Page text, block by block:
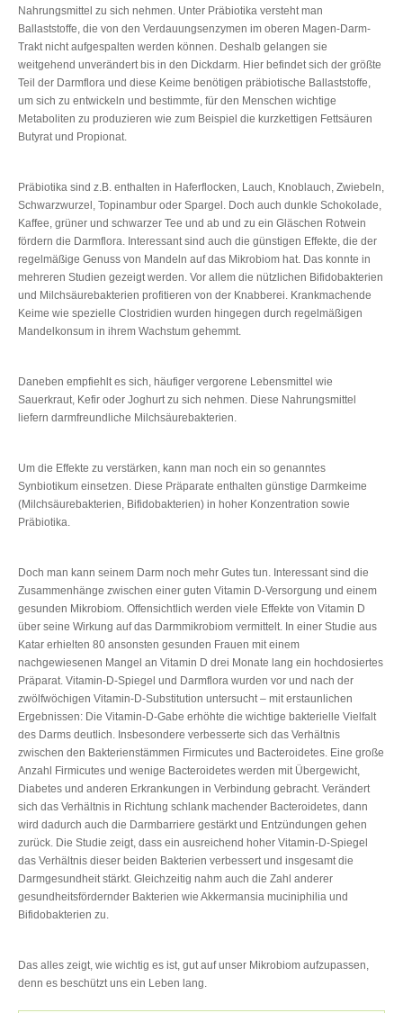
Nahrungsmittel zu sich nehmen. Unter Präbiotika versteht man
Ballaststoffe, die von den Verdauungsenzymen im oberen Magen-Darm-
Trakt nicht aufgespalten werden können. Deshalb gelangen sie
weitgehend unverändert bis in den Dickdarm. Hier befindet sich der größte
Teil der Darmflora und diese Keime benötigen präbiotische Ballaststoffe,
um sich zu entwickeln und bestimmte, für den Menschen wichtige
Metaboliten zu produzieren wie zum Beispiel die kurzkettigen Fettsäuren
Butyrat und Propionat.
Präbiotika sind z.B. enthalten in Haferflocken, Lauch, Knoblauch, Zwiebeln,
Schwarzwurzel, Topinambur oder Spargel. Doch auch dunkle Schokolade,
Kaffee, grüner und schwarzer Tee und ab und zu ein Gläschen Rotwein
fördern die Darmflora. Interessant sind auch die günstigen Effekte, die der
regelmäßige Genuss von Mandeln auf das Mikrobiom hat. Das konnte in
mehreren Studien gezeigt werden. Vor allem die nützlichen Bifidobakterien
und Milchsäurebakterien profitieren von der Knabberei. Krankmachende
Keime wie spezielle Clostridien wurden hingegen durch regelmäßigen
Mandelkonsum in ihrem Wachstum gehemmt.
Daneben empfiehlt es sich, häufiger vergorene Lebensmittel wie
Sauerkraut, Kefir oder Joghurt zu sich nehmen. Diese Nahrungsmittel
liefern darmfreundliche Milchsäurebakterien.
Um die Effekte zu verstärken, kann man noch ein so genanntes
Synbiotikum einsetzen. Diese Präparate enthalten günstige Darmkeime
(Milchsäurebakterien, Bifidobakterien) in hoher Konzentration sowie
Präbiotika.
Doch man kann seinem Darm noch mehr Gutes tun. Interessant sind die
Zusammenhänge zwischen einer guten Vitamin D-Versorgung und einem
gesunden Mikrobiom. Offensichtlich werden viele Effekte von Vitamin D
über seine Wirkung auf das Darmmikrobiom vermittelt. In einer Studie aus
Katar erhielten 80 ansonsten gesunden Frauen mit einem
nachgewiesenen Mangel an Vitamin D drei Monate lang ein hochdosiertes
Präparat. Vitamin-D-Spiegel und Darmflora wurden vor und nach der
zwölfwöchigen Vitamin-D-Substitution untersucht – mit erstaunlichen
Ergebnissen: Die Vitamin-D-Gabe erhöhte die wichtige bakterielle Vielfalt
des Darms deutlich. Insbesondere verbesserte sich das Verhältnis
zwischen den Bakterienstämmen Firmicutes und Bacteroidetes. Eine große
Anzahl Firmicutes und wenige Bacteroidetes werden mit Übergewicht,
Diabetes und anderen Erkrankungen in Verbindung gebracht. Verändert
sich das Verhältnis in Richtung schlank machender Bacteroidetes, dann
wird dadurch auch die Darmbarriere gestärkt und Entzündungen gehen
zurück. Die Studie zeigt, dass ein ausreichend hoher Vitamin-D-Spiegel
das Verhältnis dieser beiden Bakterien verbessert und insgesamt die
Darmgesundheit stärkt. Gleichzeitig nahm auch die Zahl anderer
gesundheitsfördernder Bakterien wie Akkermansia muciniphilia und
Bifidobakterien zu.
Das alles zeigt, wie wichtig es ist, gut auf unser Mikrobiom aufzupassen,
denn es beschützt uns ein Leben lang.